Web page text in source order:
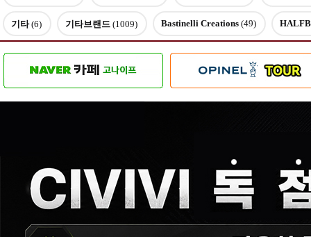
기타(6) 기타브랜드 (1009) Bastinelli Creations (49)